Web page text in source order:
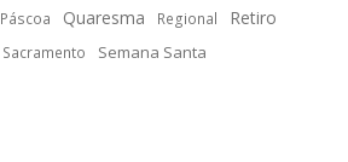
Páscoa Quaresma Regional Retiro
Sacramento Semana Santa